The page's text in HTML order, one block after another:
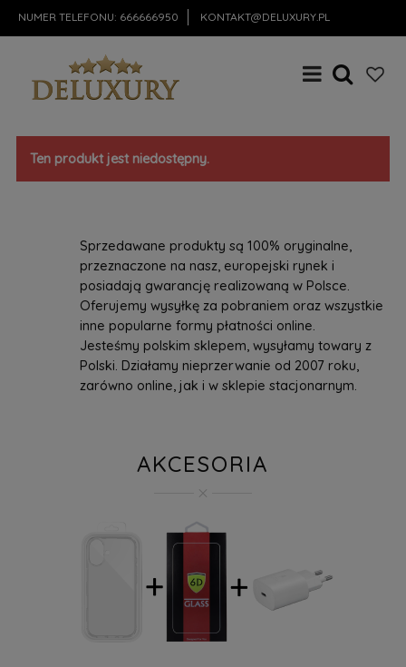
NUMER TELEFONU: 666666950 KONTAKT@DELUXURY.PL
Ten produkt jest niedostępny.
Sprzedawane produkty są 100% oryginalne,
przeznaczone na nasz, europejski rynek i
posiadają gwarancję realizowaną w Polsce.
Oferujemy wysyłkę za pobraniem oraz wszystkie
inne popularne formy płatności online.
Jesteśmy polskim sklepem, wysyłamy towary z
Polski. Działamy nieprzerwanie od 2007 roku,
zarówno online, jak i w sklepie stacjonarnym.
AKCESORIA